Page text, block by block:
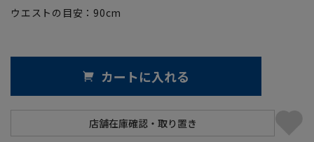
ウエストの目安： 90cm
カートに入れる